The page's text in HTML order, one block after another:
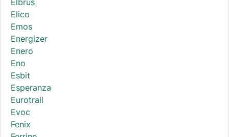
Elbrus
Elico
Emos
Energizer
Enero
Eno
Esbit
Esperanza
Eurotrail
Evoc
Fenix